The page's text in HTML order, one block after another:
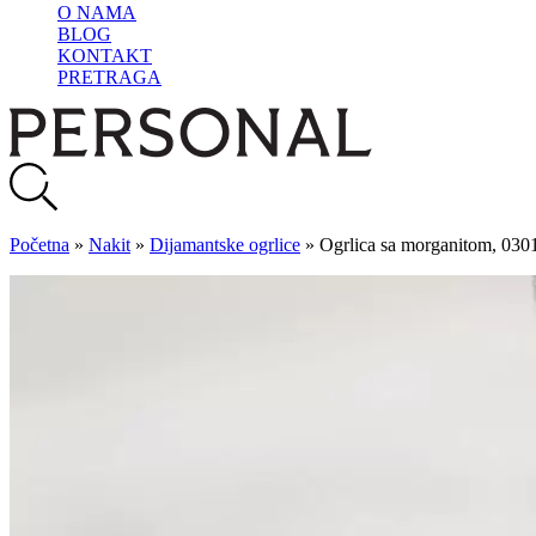
O NAMA
BLOG
KONTAKT
PRETRAGA
Početna » Nakit » Dijamantske ogrlice » Ogrlica sa morganitom,